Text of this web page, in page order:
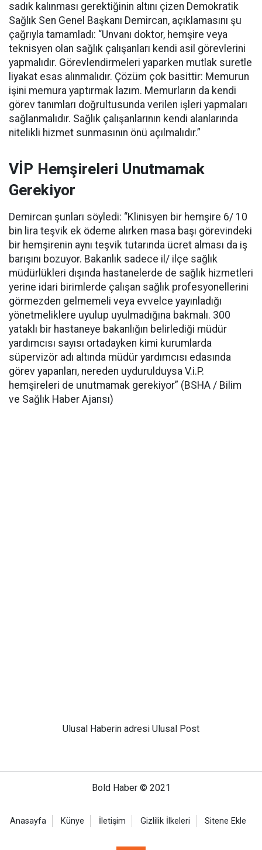
sadık kalınması gerektiğinin altını çizen Demokratik
Sağlık Sen Genel Başkanı Demircan, açıklamasını şu
çağrıyla tamamladı: “Unvanı doktor, hemşire veya
teknisyen olan sağlık çalışanları kendi asil görevlerini
yapmalıdır. Görevlendirmeleri yaparken mutlak suretle
liyakat esas alınmalıdır. Çözüm çok basittir: Memurun
işini memura yaptırmak lazım. Memurların da kendi
görev tanımları doğrultusunda verilen işleri yapmaları
sağlanmalıdır. Sağlık çalışanlarının kendi alanlarında
nitelikli hizmet sunmasının önü açılmalıdır.”
VİP Hemşireleri Unutmamak
Gerekiyor
Demircan şunları söyledi: “Klinisyen bir hemşire 6/ 10
bin lira teşvik ek ödeme alırken masa başı görevindeki
bir hemşirenin aynı teşvik tutarında ücret alması da iş
barışını bozuyor. Bakanlık sadece il/ ilçe sağlık
müdürlükleri dışında hastanelerde de sağlık hizmetleri
yerine idari birimlerde çalışan sağlık profesyonellerini
görmezden gelmemeli veya evvelce yayınladığı
yönetmeliklere uyulup uyulmadığına bakmalı. 300
yataklı bir hastaneye bakanlığın belirlediği müdür
yardımcısı sayısı ortadayken kimi kurumlarda
süpervizör adı altında müdür yardımcısı edasında
görev yapanları, nereden uydurulduysa V.i.P.
hemşireleri de unutmamak gerekiyor” (BSHA / Bilim
ve Sağlık Haber Ajansı)
Ulusal Haberin adresi Ulusal Post
Bold Haber © 2021
Anasayfa Künye İletişim Gizlilik İlkeleri Sitene Ekle